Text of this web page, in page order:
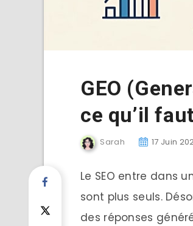
GEO
ce qu’il
Sarah 17 Juin
Le SEO entre dans
sont plus seuls.
des réponses